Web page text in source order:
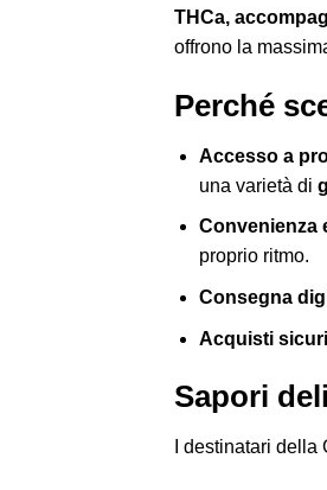
THCa,
offrono la
Perché
Accesso a
una varietà di
Convenienza
proprio ritmo.
Consegna
Acquisti
Sapori
I destinatari della